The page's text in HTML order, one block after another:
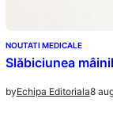
NOUTATI MEDICALE
Slăbiciunea
byEchipa Editoriala8